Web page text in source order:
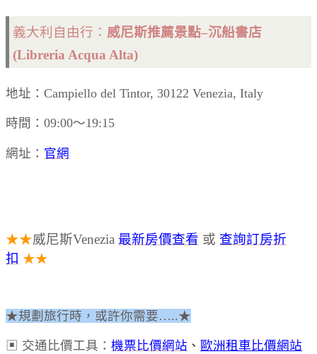
義大利自由行： 威尼斯推薦景點–沉船書店
(Libreria Acqua Alta)
地址：Campiello del Tintor, 30122 Venezia, Italy
時間：09:00～19:15
網址： 官網
★★威尼斯Venezia 最新房價查看 或 查詢訂房折
扣 ★★
★規劃旅行時，或許你需要…..★
▣ 交通比價工具： 機票比價網站 、 歐洲租車比價網站